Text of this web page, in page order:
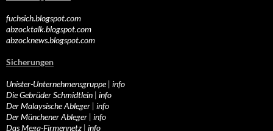
fuchsich.blogspot.com
abzocktalk.blogspot.com
abzocknews.blogspot.com
Sicherungen
Unister-Unternehmensgruppe| info
Die Gebrüder Schmidtlein | info
Der Malaysische Ableger | info
Der Münchener Ableger | info
Das Mega-Firmennetz | info